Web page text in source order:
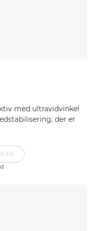
med ultravidvinkel
der er